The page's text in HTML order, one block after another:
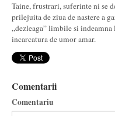
Taine, frustrari, suferinte ni se
prilejuita de ziua de nastere a
„dezleaga” limbile si
incarcatura de umor amar.
Comentarii
Comentariu